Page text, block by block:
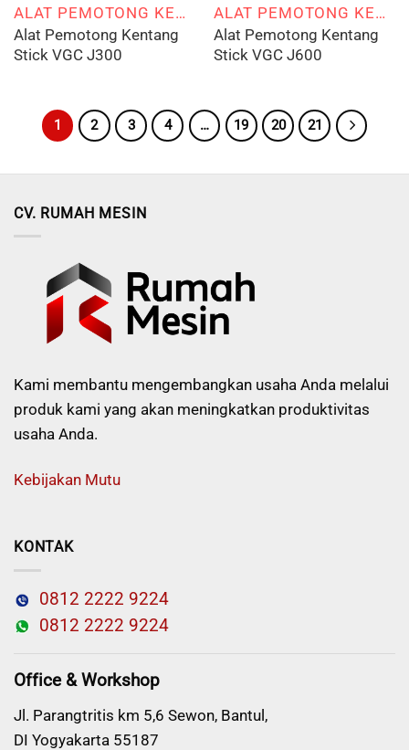
ALAT PEMOTONG KENTANG STICK
Alat Pemotong Kentang
Stick VGC J300
ALAT PEMOTONG KENTANG STICK
Alat Pemotong Kentang
Stick VGC J600
1 2 3 4 … 19 20 21
CV. RUMAH MESIN
Kami membantu mengembangkan usaha Anda melalui
produk kami yang akan meningkatkan produktivitas
usaha Anda.
Kebijakan Mutu
KONTAK
0812 2222 9224
0812 2222 9224
Office & Workshop
Jl. Parangtritis km 5,6 Sewon, Bantul,
DI Yogyakarta 55187